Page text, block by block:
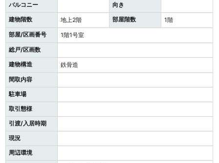
バルコニー
向き
建物階数
地上2階 部屋階数
1階
部屋/区画番号
1階1号室
総戸/区画数
建物構造
鉄骨造
間取内容
駐車場
取引態様
引渡/入居時期
現況
周辺環境